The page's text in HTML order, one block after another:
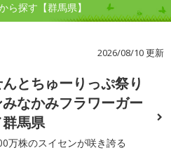
ら探す【群馬県】
2026/08/10 更新
とちゅーりっぷ祭り
なかみフラワーガー
馬県
万株のスイセンが咲き誇る